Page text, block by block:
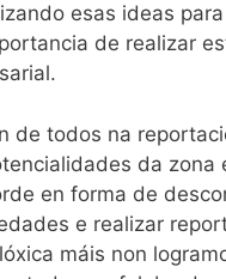
esas ideas
de realizar
de todos na
da
en forma de
e realizar
máis non